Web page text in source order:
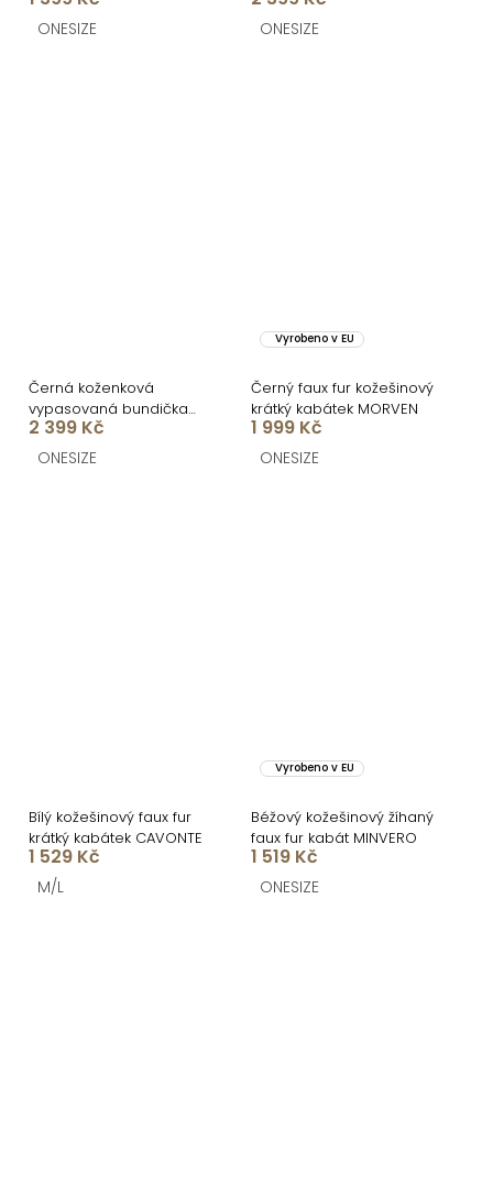
ONESIZE ONESIZE
Černá koženková
vypasovaná bundička
GALAXY
2 399 Kč
ONESIZE
Vyrobeno v EU
Černý faux fur kožešinový
krátký kabátek MORVEN
1 999 Kč
ONESIZE
Bílý kožešinový faux fur
krátký kabátek CAVONTE
1 529 Kč
M/L
Vyrobeno v EU
Béžový kožešinový žíhaný
faux fur kabát MINVERO
1 519 Kč
ONESIZE